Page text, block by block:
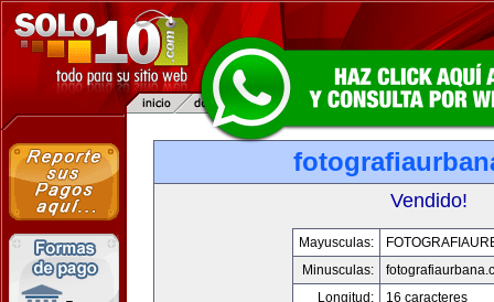
Vendido!
Mayusculas:
Minusculas:
Longitud:
16 caracteres